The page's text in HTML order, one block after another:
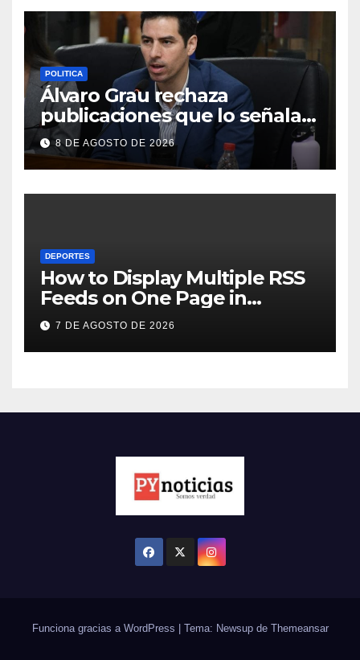
POLITICA
Álvaro Grau rechaza
publicaciones que lo señalan
como “lobbista”
8 DE AGOSTO DE 2026
DEPORTES
How to Display Multiple RSS
Feeds on One Page in
WordPress
7 DE AGOSTO DE 2026
Funciona gracias a WordPress Tema: Newsup de Themeansar